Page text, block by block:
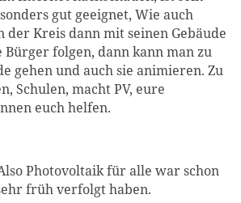
gut geeignet, Wie auch
der Kreis dann mit seinen Gebäude
folgen, dann kann man zu
gehen und auch sie animieren. Zu
Schulen, macht PV, eure
euch helfen.
Photovoltaik für alle war schon
früh verfolgt haben.